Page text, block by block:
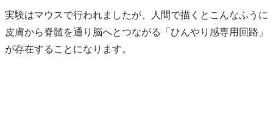
実験はマウスで行われましたが、人間で描くとこんなふうに
皮膚から脊髄を通り脳へとつながる「ひんやり感専用回路」
が存在することになります。